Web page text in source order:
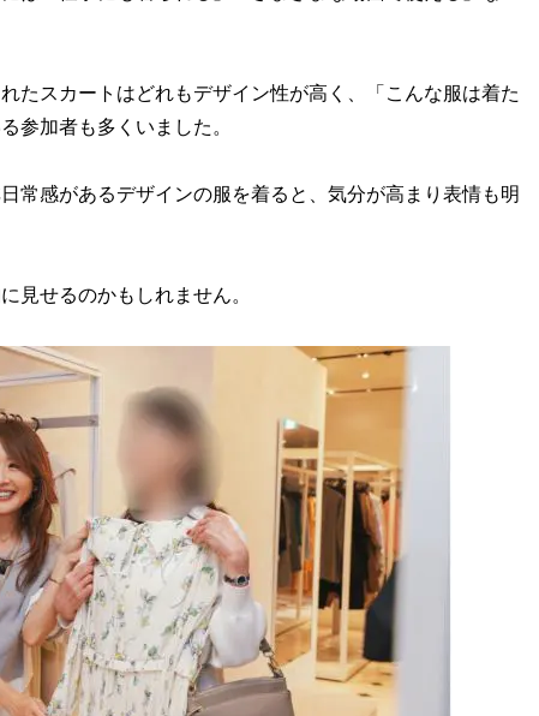
たスカートはどれもデザイン性が高く、「こんな服は着た
参加者も多くいました。
常感があるデザインの服を着ると、気分が高まり表情も明
見せるのかもしれません。